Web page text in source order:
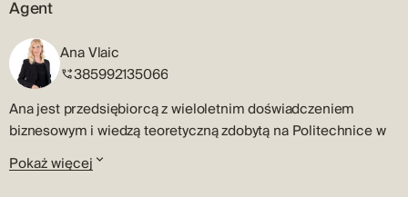
do trzech przestronnych sypialni, łazienki oraz pralni. Otwarta
kuchnia, jadalnia i salon wychodzą na zadaszony taras o
powierzchni 11 m2. Szczególną atrakcją tego penthouse'u jest
przestronny taras na dachu o powierzchni ok. 60 m2, z
którego roztacza się spektakularny widok na morze.
Nieruchomość położona jest w spokojnej części Zadaru,
idealnej do zabawy i relaksu, znanej z pięknych i luksusowych
plaż wille. Niezależnie od tego, czy lubisz tradycyjną kuchnię
Agent
Ana Vlaic
385992135066
Ana jest przedsiębiorcą z wieloletnim doświadczeniem
biznesowym i wiedzą teoretyczną zdobytą na Politechnice w
Szybeniku. Jej kompetencje obejmują bogate doświadczenie
biznesowe, marketingowe, doskonałe umiejętności
Pokaż więcej